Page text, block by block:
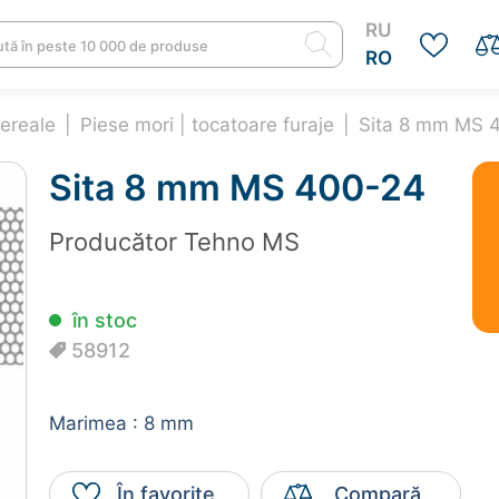
AUTOMATE
| Accesorii
TOCATOARE DE CRENGI
Tocatoare crengi
Piese | Accesorii
tocatoare crengi
ȘI GRĂDINĂ
de tip tunel
și plase de
de picurare și
sere
Leagăne și
Scaune terasă
RU
RO
Piese mori | tocatoare furaje Sita 8 mm MS
Sita 8 mm MS 400-24
Producător Tehno MS
în stoc
58912
Marimea : 8 mm
În favorite Compară
adăugat în coș